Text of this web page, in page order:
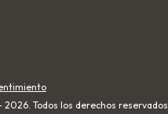
Todos los derechos reservados.